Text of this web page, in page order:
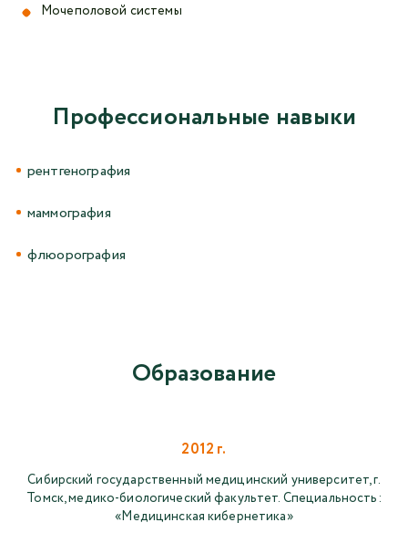
Мочеполовой системы
Профессиональные навыки
рентгенография
маммография
флюорография
Образование
2012 г.
Сибирский государственный медицинский университет, г.
Томск, медико-биологический факультет. Специальность:
«Медицинская кибернетика»